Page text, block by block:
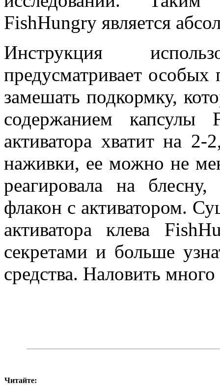
FishHungry является
Инструкция
предусматривает
замешать подкормку,
содержанием капсулы
активатора хватит на
наживки, ее можно не
реагировала на
флакон с активатором.
активатора клева
секретами и больше
средства. Наловить
Читайте: